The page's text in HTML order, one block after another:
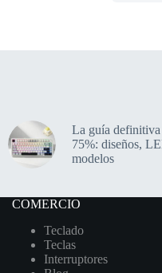
La guía definitiva
75%: diseños,
modelos
COMERCIO
Teclado
Teclas
Interruptores